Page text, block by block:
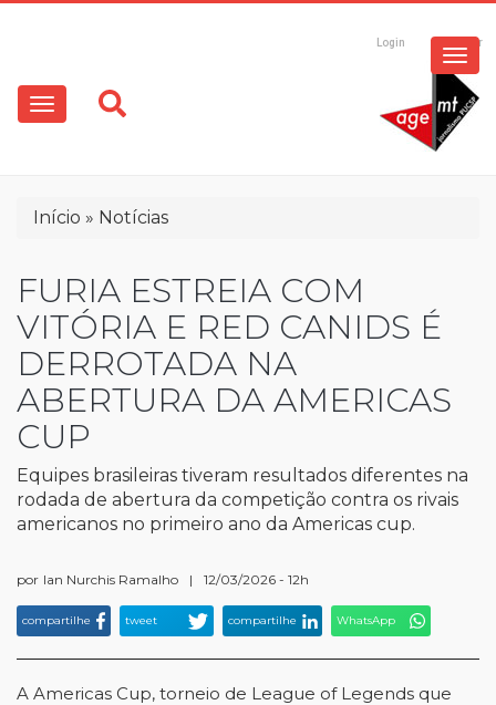
conteúdo
principal
Login Registrar
Main
navigation
Trilha
navegação
Início Notícias
FURIA ESTREIA COM
VITÓRIA E RED CANIDS É
DERROTADA NA
ABERTURA DA AMERICAS
CUP
Equipes brasileiras tiveram resultados diferentes na
rodada de abertura da competição contra os rivais
americanos no primeiro ano da Americas cup.
por Ian Nurchis Ramalho | 12/03/2026 - 12h
compartilhe tweet compartilhe WhatsApp
A Americas Cup, torneio de League of Legends que